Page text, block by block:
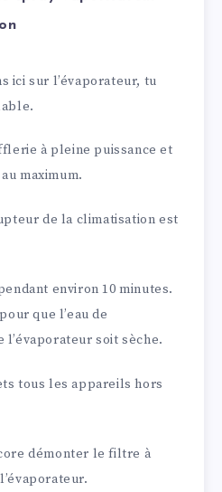
ici sur l’évaporateur, tu
à pleine puissance et
maximum.
de la climatisation est
environ 10 minutes.
que l’eau de
l’évaporateur soit sèche.
tous les appareils hors
démonter le filtre à